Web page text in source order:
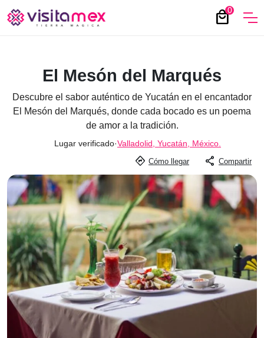
0
local_mall
El Mesón del Marqués
Descubre el sabor auténtico de Yucatán en el encantador
El Mesón del Marqués, donde cada bocado es un poema
de amor a la tradición.
Lugar verificado·Valladolid, Yucatán, México.
directions Cómo llegar share Compartir